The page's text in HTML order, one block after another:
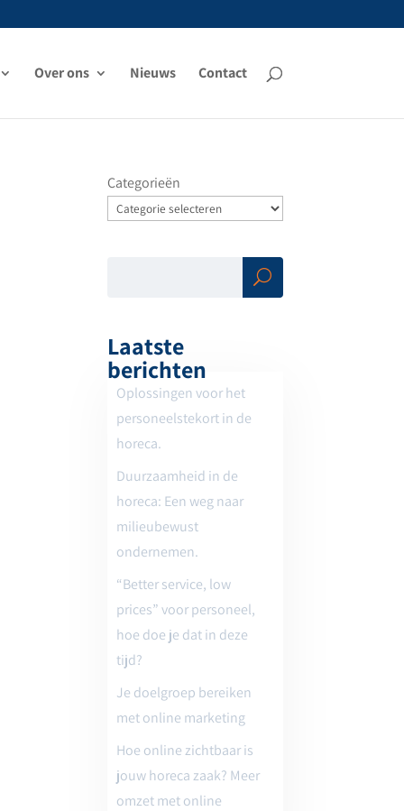
Over ons Nieuws Contact
Categorieën
Zoe
ken
Laatste
berichten
Oplossingen voor het
personeelstekort in de
horeca.
Duurzaamheid in de
horeca: Een weg naar
milieubewust
ondernemen.
“Better service, low
prices” voor personeel,
hoe doe je dat in deze
tijd?
Je doelgroep bereiken
met online marketing
Hoe online zichtbaar is
jouw horeca zaak? Meer
omzet met online